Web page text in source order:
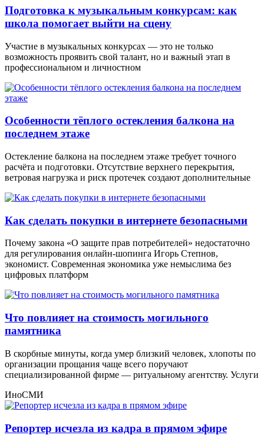
Подготовка к музыкальным конкурсам: как
школа помогает выйти на сцену
Участие в музыкальных конкурсах — это не только
возможность проявить свой талант, но и важный этап в
профессиональном и личностном
Особенности тёплого остекления балкона на
последнем этаже
Остекление балкона на последнем этаже требует точного
расчёта и подготовки. Отсутствие верхнего перекрытия,
ветровая нагрузка и риск протечек создают дополнительные
Как сделать покупки в интернете безопасными
Почему закона «О защите прав потребителей» недостаточно
для регулирования онлайн-шопинга Игорь Степнов,
экономист. Современная экономика уже немыслима без
цифровых платформ
Что повлияет на стоимость могильного
памятника
В скорбные минуты, когда умер близкий человек, хлопоты по
организации прощания чаще всего поручают
специализированной фирме — ритуальному агентству. Услуги
ИноСМИ
Репортер исчезла из кадра в прямом эфире